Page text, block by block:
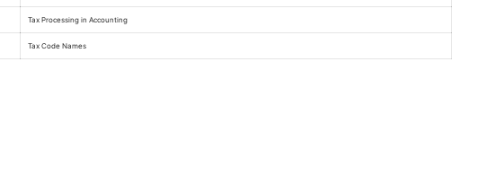
Tax Processing in Accounting
Tax Code Names